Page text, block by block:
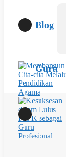
Blog
Guru